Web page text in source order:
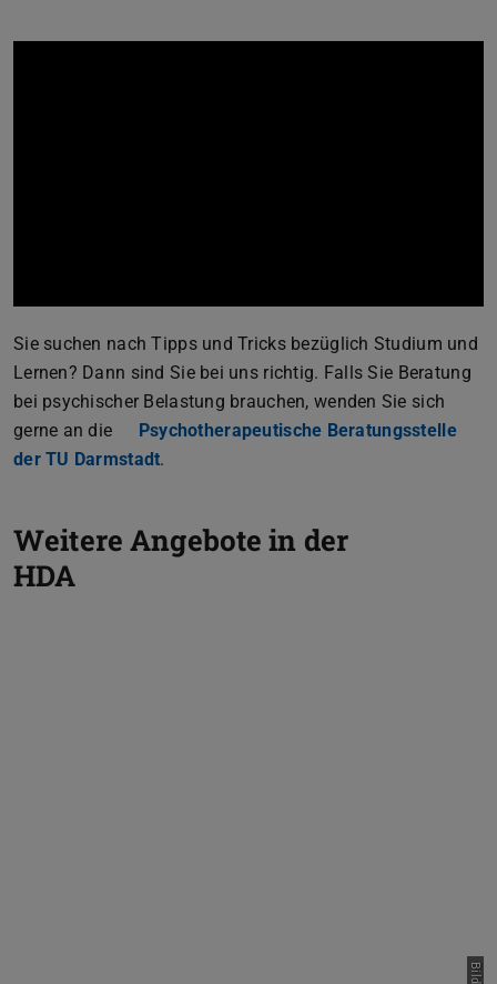
Sie suchen nach Tipps und Tricks bezüglich Studium und
Lernen? Dann sind Sie bei uns richtig. Falls Sie Beratung
bei psychischer Belastung brauchen, wenden Sie sich
gerne an die
Psychotherapeutische Beratungsstelle
der TU Darmstadt.
Weitere Angebote in der
HDA